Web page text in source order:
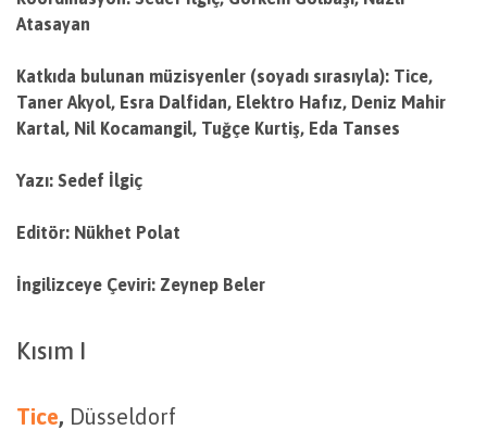
Atasayan
Katkıda bulunan müzisyenler (soyadı sırasıyla): Tice,
Taner Akyol, Esra Dalfidan, Elektro Hafız, Deniz Mahir
Kartal, Nil Kocamangil, Tuğçe Kurtiş, Eda Tanses
Yazı: Sedef İlgiç
Editör: Nükhet Polat
İngilizceye Çeviri: Zeynep Beler
Kısım I
Tice, Düsseldorf